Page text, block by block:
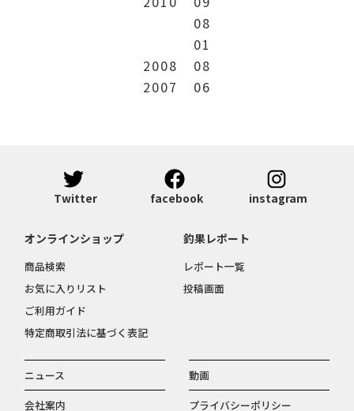
08
01
2008
08
2007
06
Twitter facebook instagram
ニュース
動画
会社案内
プライバシーポリシー
オンラインショップ
商品検索
お気に入りリスト
ご利用ガイド
特定商取引法に基づく表記
釣果レポート
レポート一覧
投稿画面